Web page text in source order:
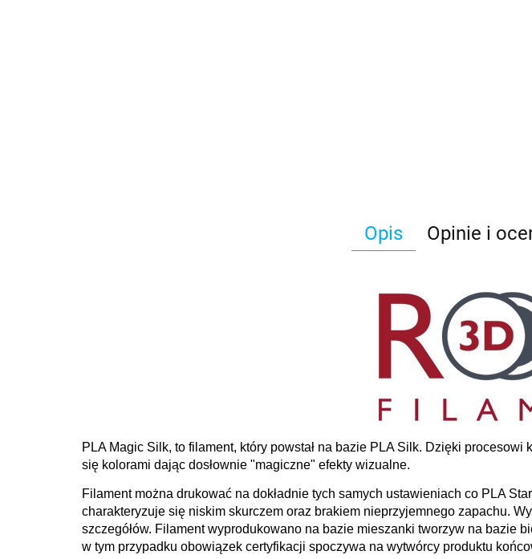
Opis Opinie i
PLA Magic Silk, to filament, który powstał na bazie PLA Silk. Dzięki
się kolorami dając dosłownie "magiczne" efekty wizualne.
Filament można drukować na dokładnie tych samych ustawieniach co PLA
charakteryzuje się niskim skurczem oraz brakiem nieprzyjemnego zapachu.
szczegółów. Filament wyprodukowano na bazie mieszanki tworzyw na bazie
w tym przypadku obowiązek certyfikacji spoczywa na wytwórcy produktu